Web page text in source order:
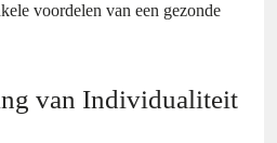
voordelen van een gezonde
van Individualiteit